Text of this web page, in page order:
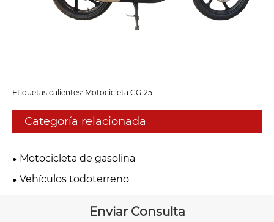
Etiquetas calientes: Motocicleta CG125
Categoría relacionada
Motocicleta de gasolina
Vehículos todoterreno
Enviar Consulta